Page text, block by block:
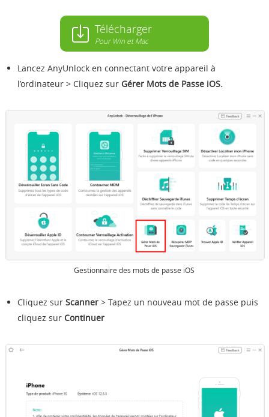
Télécharger
Pour Win et Mac
Lancez AnyUnlock en connectant votre appareil à
l’ordinateur > Cliquez sur Gérer Mots de Passe iOS.
Gestionnaire des mots de passe iOS
Cliquez sur Scanner> Tapez un nouveau mot de passe puis
cliquez surContinuer